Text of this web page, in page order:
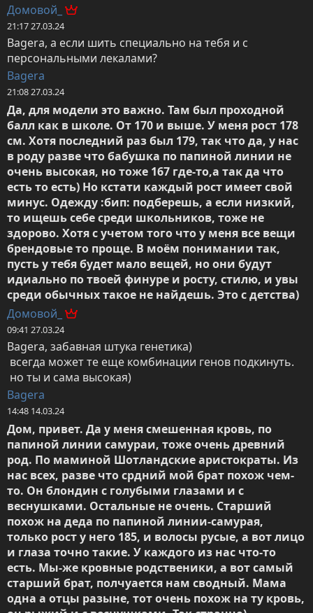
Домовой_
21:17 27.03.24
Bagera, а если шить специально на тебя и с
персональными лекалами?
Bagera
21:08 27.03.24
Да, для модели это важно. Там был проходной
балл как в школе. От 170 и выше. У меня рост 178
см. Хотя последний раз был 179, так что да, у нас
в роду разве что бабушка по папиной линии не
очень высокая, но тоже 167 где-то,а так да что
есть то есть) Но кстати каждый рост имеет свой
минус. Одежду :бип: подберешь, а если низкий,
то ищешь себе среди школьников, тоже не
здорово. Хотя с учетом того что у меня все вещи
брендовые то проще. В моём понимании так,
пусть у тебя будет мало вещей, но они будут
идиально по твоей финуре и росту, стилю, и увы
среди обычных такое не найдешь. Это с детства)
Домовой_
09:41 27.03.24
Bagera, забавная штука генетика)
но ты и сама высокая)
Bagera
14:48 14.03.24
Дом, привет. Да у меня смешенная кровь, по
папиной линии самураи, тоже очень древний
род. По маминой Шотландские аристократы. Из
нас всех, разве что срдний мой брат похож чем-
то. Он блондин с голубыми глазами и с
веснушками. Остальные не очень. Старший
похож на деда по папиной линии-самурая,
только рост у него 185, и волосы русые, а вот лицо
и глаза точно такие. У каждого из нас что-то
есть. Мы-же кровные родственики, а вот самый
старший брат, полчуается нам сводный. Мама
одна а отцы разыне, тот очень похож на ту кровь,